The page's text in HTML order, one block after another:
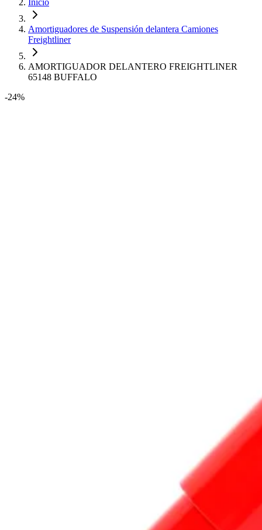
Inicio
Amortiguadores de Suspensión delantera Camiones
Freightliner
AMORTIGUADOR DELANTERO FREIGHTLINER
65148 BUFFALO
-24%